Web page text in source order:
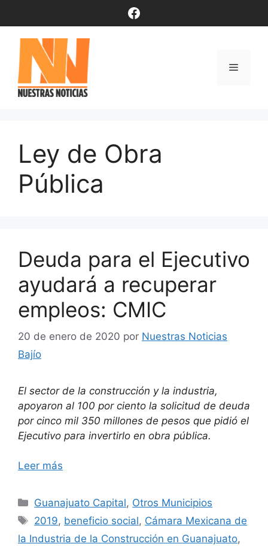
contenido
Facebook
Menú
Ley de Obra
Pública
Deuda para el Ejecutivo
ayudará a recuperar
empleos: CMIC
20 de enero de 2020 por Nuestras Noticias
Bajío
El sector de la construcción y la industria,
apoyaron al 100 por ciento la solicitud de deuda
por cinco mil 350 millones de pesos que pidió el
Ejecutivo para invertirlo en obra pública.
Leer más
Categorías
Guanajuato Capital, Otros Municipios
Etiquetas
2019, beneficio social, Cámara Mexicana de
la Industria de la Construcción en Guanajuato,